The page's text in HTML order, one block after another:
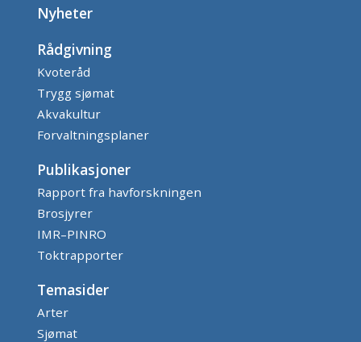
Nyheter
Rådgivning
Kvoteråd
Trygg sjømat
Akvakultur
Forvaltningsplaner
Publikasjoner
Rapport fra havforskningen
Brosjyrer
IMR–PINRO
Toktrapporter
Temasider
Arter
Sjømat